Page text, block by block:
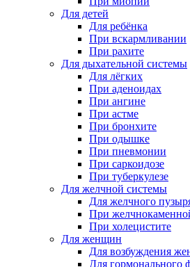
Для детей
Для ребёнка
При вскармливании
При рахите
Для дыхательной системы
Для лёгких
При аденоидах
При ангине
При астме
При бронхите
При одышке
При пневмонии
При саркоидозе
При туберкулезе
Для желчной системы
Для желчного
При
При холецистите
Для женщин
Для возбуждения
Для гормонального